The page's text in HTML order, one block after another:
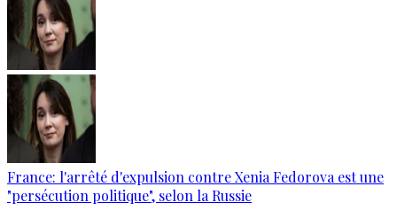
France: l'arrêté d'expulsion contre Xenia Fedorova est une
"persécution politique", selon la Russie